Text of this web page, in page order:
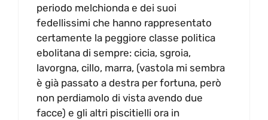
periodo melchionda e dei suoi
fedellissimi che hanno rappresentato
certamente la peggiore classe politica
ebolitana di sempre: cicia, sgroia,
lavorgna, cillo, marra, (vastola mi sembra
è già passato a destra per fortuna, però
non perdiamolo di vista avendo due
facce) e gli altri piscitielli ora in